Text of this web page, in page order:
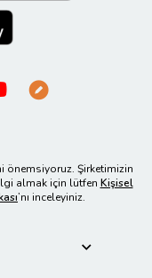
önemsiyoruz. Şirketimizin
almak için lütfen Kişisel
’nı inceleyiniz.